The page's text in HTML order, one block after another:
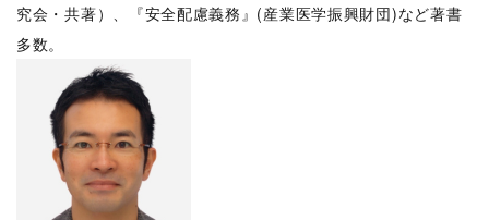
究会・共著）、『安全配慮義務』(産業医学振興財団)など著書
多数。